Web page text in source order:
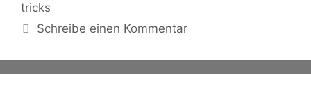
tricks
Schreibe einen Kommentar